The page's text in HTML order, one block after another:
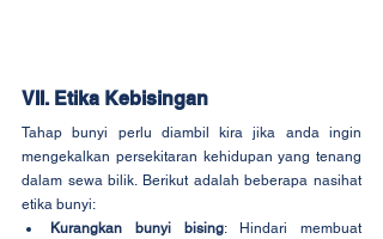
VII. Etika Kebisingan
Tahap bunyi perlu diambil kira jika anda ingin
mengekalkan persekitaran kehidupan yang tenang
dalam sewa bilik. Berikut adalah beberapa nasihat
etika bunyi:
Kurangkan bunyi bising: Hindari membuat